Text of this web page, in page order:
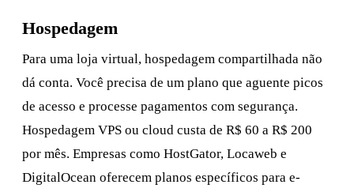
Hospedagem
Para uma loja virtual, hospedagem compartilhada não
dá conta. Você precisa de um plano que aguente picos
de acesso e processe pagamentos com segurança.
Hospedagem VPS ou cloud custa de R$ 60 a R$ 200
por mês. Empresas como HostGator, Locaweb e
DigitalOcean oferecem planos específicos para e-